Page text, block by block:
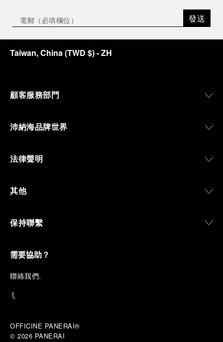
發送
Taiwan, China(TWD $)- ZH
顧客服務部門
沛納海品牌世界
法律聲明
其他
保持聯繫
需要協助？
聯絡我們.
OFFICINE PANERAI®
© 2026 PANERAI